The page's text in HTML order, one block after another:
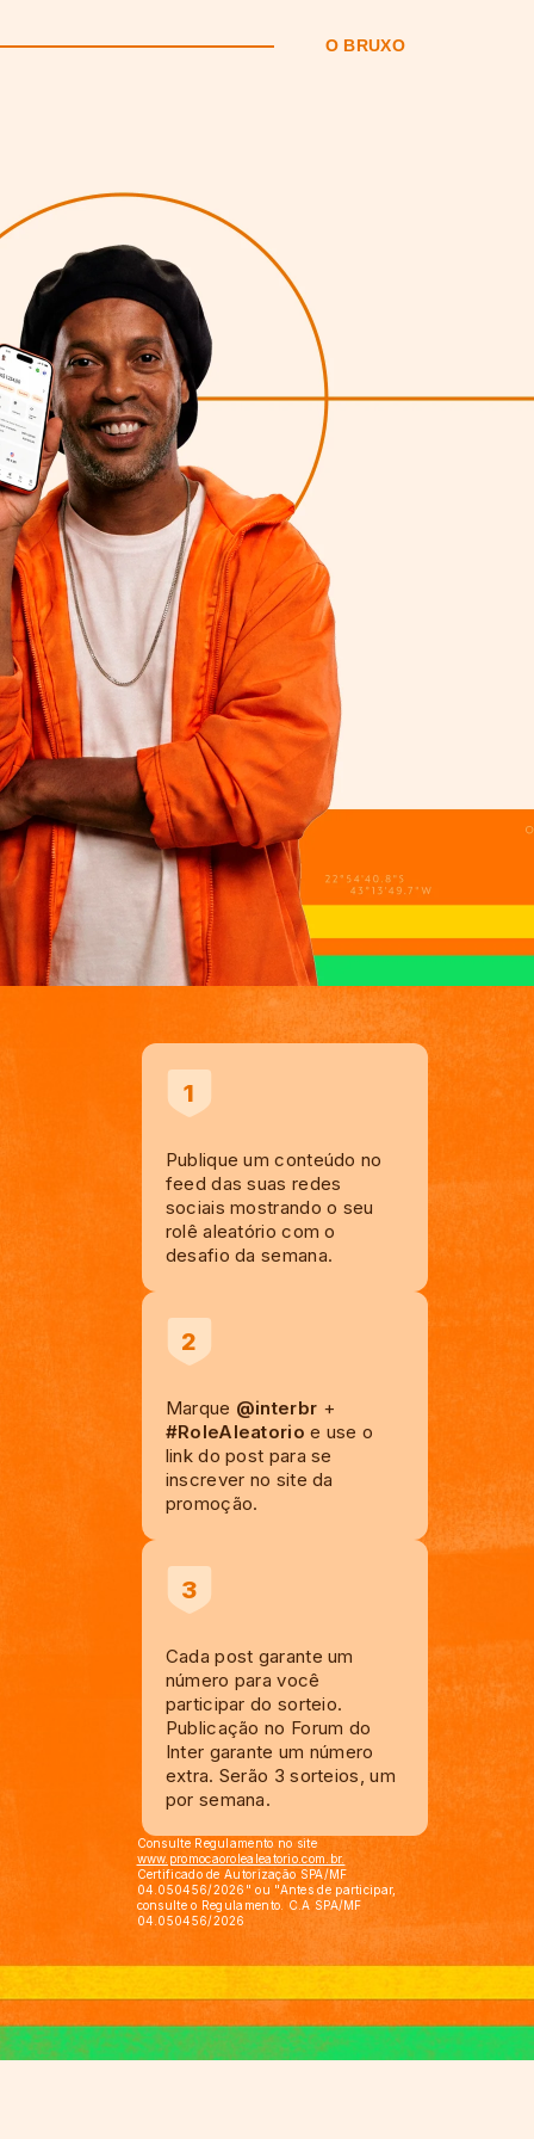
O BRUXO
1
Publique um conteúdo no
feed das suas redes
sociais mostrando o seu
rolê aleatório com o
desafio da semana.
2
Marque @interbr +
#RoleAleatorio e use o
link do post para se
inscrever no site da
promoção.
3
Cada post garante um
número para você
participar do sorteio.
Publicação no Forum do
Inter garante um número
extra. Serão 3 sorteios, um
por semana.
Consulte Regulamento no site
www.promocaorolealeatorio.com.br.
Certificado de Autorização SPA/MF
04.050456/2026" ou "Antes de participar,
consulte o Regulamento. C.A SPA/MF
04.050456/2026